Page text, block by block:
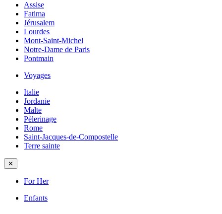
Assise
Fatima
Jérusalem
Lourdes
Mont-Saint-Michel
Notre-Dame de Paris
Pontmain
Voyages
Italie
Jordanie
Malte
Pèlerinage
Rome
Saint-Jacques-de-Compostelle
Terre sainte
✕
For Her
Enfants